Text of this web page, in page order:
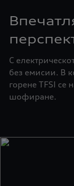
С
без емисии. В
горене TFSI се
шофиране.